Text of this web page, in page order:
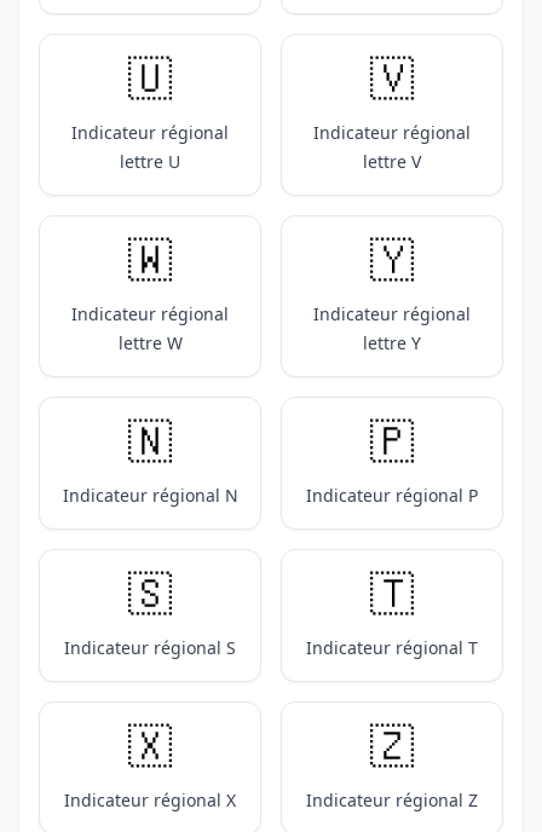
🇺
Indicateur régional
lettre U
🇻
Indicateur régional
lettre V
🇼
Indicateur régional
lettre W
🇾
Indicateur régional
lettre Y
🇳
Indicateur régional N
🇵
Indicateur régional P
🇸
Indicateur régional S
🇹
Indicateur régional T
🇽
Indicateur régional X
🇿
Indicateur régional Z